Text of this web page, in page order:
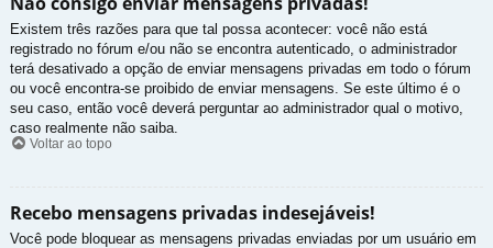
Existem três razões para que tal possa acontecer: você não está
registrado no fórum e/ou não se encontra autenticado, o administrador
terá desativado a opção de enviar mensagens privadas em todo o fórum
ou você encontra-se proibido de enviar mensagens. Se este último é o
seu caso, então você deverá perguntar ao administrador qual o motivo,
caso realmente não saiba.
Voltar ao topo
Recebo mensagens privadas indesejáveis!
Você pode bloquear as mensagens privadas enviadas por um usuário em